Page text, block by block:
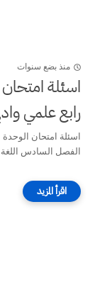
منذ بضع سنوات
اسئلة
رابع علمي
اسئلة امتحان
الفصل السادس اللغة